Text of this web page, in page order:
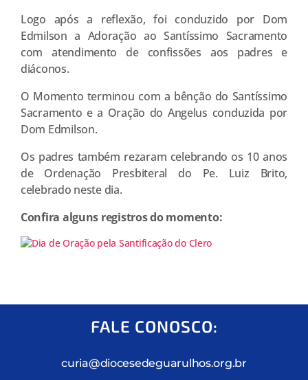
Logo após a reflexão, foi conduzido por Dom
Edmilson a Adoração ao Santíssimo Sacramento
com atendimento de confissões aos padres e
diáconos.
O Momento terminou com a bênção do Santíssimo
Sacramento e a Oração do Angelus conduzida por
Dom Edmilson.
Os padres também rezaram celebrando os 10 anos
de Ordenação Presbiteral do Pe. Luiz Brito,
celebrado neste dia.
Confira alguns registros do momento:
FALE CONOSCO:
curia@diocesedeguarulhos.org.br